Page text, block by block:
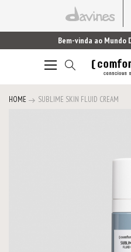
Bem-vinda ao
Alternar
HOME SUBLIME SKIN FLUID CREAM